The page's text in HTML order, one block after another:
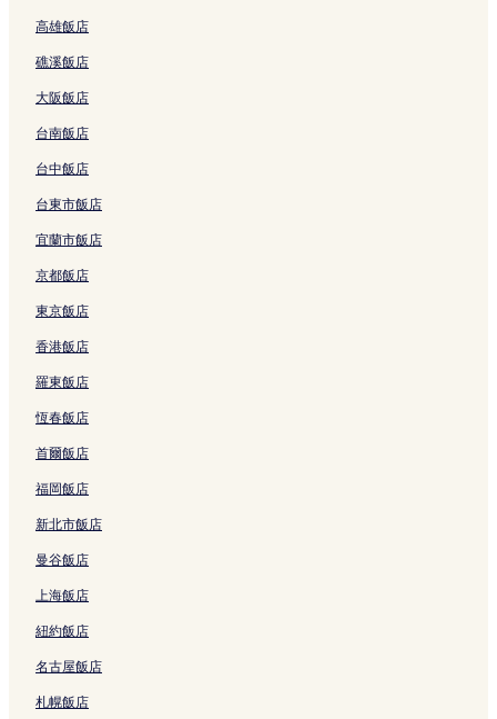
耀華力路 3 星級飯店
耀華力路 4 星級飯店
三攀他旺 3 星級飯店
三攀他旺 2 星級飯店
使館區 4 星級飯店
使館區 5 星級飯店
使館區 3 星級飯店
使館區 2 星級飯店
空訕 3 星級飯店
空訕 2 星級飯店
揚納瓦 3 星級飯店
空營 2 星級飯店
空營 4 星級飯店
空營 3 星級飯店
斯洛伐克共和國大使館附近的飯店
華普曼庫那蘭寺附近的飯店
高雄飯店
礁溪飯店
大阪飯店
台南飯店
台中飯店
台東市飯店
宜蘭市飯店
京都飯店
東京飯店
香港飯店
羅東飯店
恆春飯店
首爾飯店
福岡飯店
新北市飯店
曼谷飯店
上海飯店
紐約飯店
名古屋飯店
札幌飯店